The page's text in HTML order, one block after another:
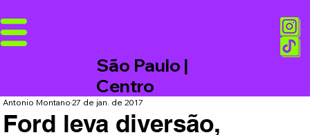
São Paulo |
Centro
Ford leva diversão,
Antonio Montano27 de jan. de 2017